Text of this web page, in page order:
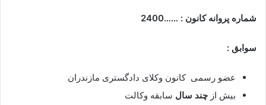
شماره پروانه کانون : ……2400
سوابق :
عضو رسمی کانون وکلای دادگستری مازندران
بیش از چند سال سابقه وکالت